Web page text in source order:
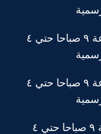
01025634111 متاح ( من الساعة ٩ صباحا حتي ٤
08000800080 متاح ( من الساعة ٩ صباحا حتي ٤
0228205248 متاح ( من الساعة ٩ صباحا حتي ٤